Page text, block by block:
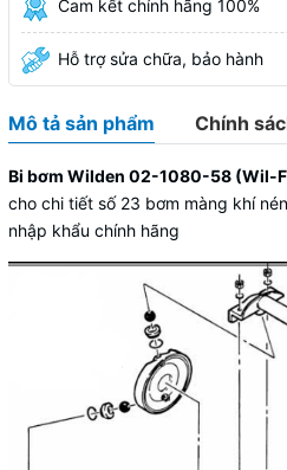
Cam kết chính hãng 100%
Hỗ trợ sửa chữa, bảo hành
Mô tả sản phẩm Chính
Bi bơm Wilden 02-1080-58 (Wil-
cho chi tiết số 23 bơm màng khí
nhập khẩu chính hãng